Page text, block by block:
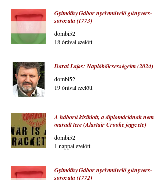
Gyimóthy Gábor nyelvművelő gúnyvers-
sorozata (1773)
dombi52
18 órával ezelőtt
Darai Lajos: Naplóbölcsességeim (2024)
dombi52
19 órával ezelőtt
A háború kisiklott, a diplomáciának nem
maradt tere (Alastair Crooke jegyzete)
dombi52
1 nappal ezelőtt
Gyimóthy Gábor nyelvművelő gúnyvers-
sorozata (1772)